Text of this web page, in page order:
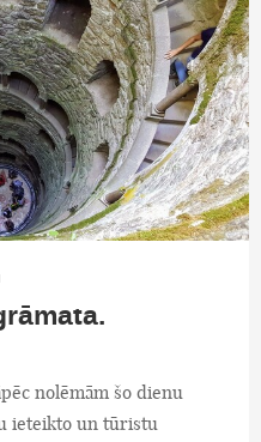
nolēmām šo dienu
ieteikto un tūristu